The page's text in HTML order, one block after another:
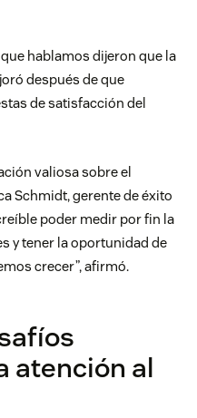
hablamos dijeron que la
después de que
de satisfacción del
valiosa sobre el
Schmidt, gerente de éxito
poder medir por fin la
y tener la oportunidad de
crecer”, afirmó.
atención al